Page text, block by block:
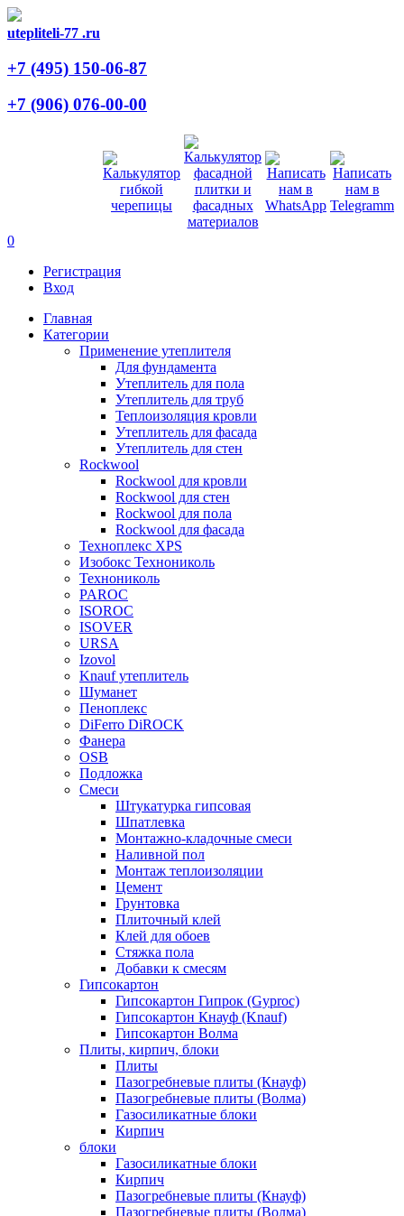
utepliteli-77 .ru
+7 (495) 150-06-87
+7 (906) 076-00-00
0
Регистрация
Вход
Главная
Категории
Применение утеплителя
Для фундамента
Утеплитель для пола
Утеплитель для труб
Теплоизоляция кровли
Утеплитель для фасада
Утеплитель для стен
Rockwool
Rockwool для кровли
Rockwool для стен
Rockwool для пола
Rockwool для фасада
Техноплекс XPS
Изобокс Технониколь
Технониколь
PAROC
ISOROC
ISOVER
URSA
Izovol
Knauf утеплитель
Шуманет
Пеноплекс
DiFerro DiROCK
Фанера
OSB
Подложка
Смеси
Штукатурка гипсовая
Шпатлевка
Монтажно-кладочные смеси
Наливной пол
Монтаж теплоизоляции
Цемент
Грунтовка
Плиточный клей
Клей для обоев
Стяжка пола
Добавки к смесям
Гипсокартон
Гипсокартон Гипрок (Gyproc)
Гипсокартон Кнауф (Knauf)
Гипсокартон Волма
Плиты, кирпич, блоки
Плиты
Пазогребневые плиты (Кнауф)
Пазогребневые плиты (Волма)
Газосиликатные блоки
Кирпич
блоки
Газосиликатные блоки
Кирпич
Пазогребневые плиты (Кнауф)
Пазогребневые плиты (Волма)